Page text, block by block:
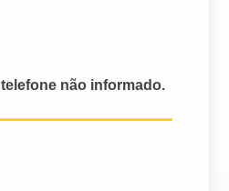
telefone não informado.